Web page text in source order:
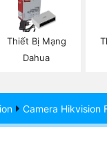
Thiết Bị Mạng
Dahua
Camera Hikvision